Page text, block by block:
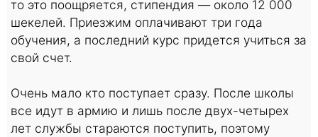
то это поощряется, стипендия — около 12 000
шекелей. Приезжим оплачивают три года
обучения, а последний курс придется учиться за
свой счет.
Очень мало кто поступает сразу. После школы
все идут в армию и лишь после двух-четырех
лет службы стараются поступить, поэтому